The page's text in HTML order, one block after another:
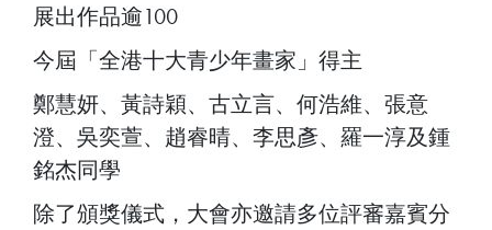
展出作品逾100
今屆「全港十大青少年畫家」得主
鄭慧妍、黃詩穎、古立言、何浩維、張意
澄、吳奕萱、趙睿晴、李思彥、羅一淳及鍾
銘杰同學
除了頒獎儀式，大會亦邀請多位評審嘉賓分